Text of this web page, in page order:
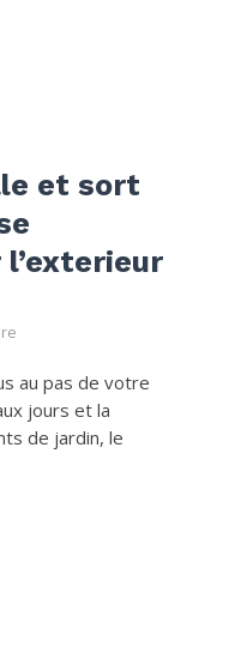
et sort
au pas de votre
jours et la
de jardin, le